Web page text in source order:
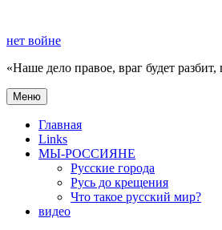
содержимому
нет войне
«Наше дело правое, враг будет разбит,
нет войне
«Наше дело правое, враг будет разбит,
Меню
Главная
Links
МЫ-РОССИЯНЕ
Русские города
Русь до крещения
Что такое русский мир?
видео